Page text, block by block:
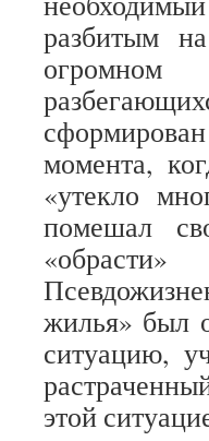
разбитым
огромном
момента,
«утекло
помешал
жилья» был
ситуацию,
этой